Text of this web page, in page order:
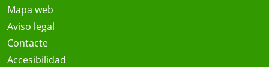
Mapa web
Aviso legal
Contacte
Accesibilidad